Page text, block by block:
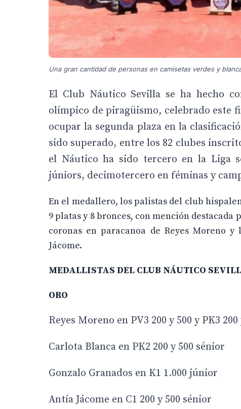
Una gran cantidad de personas en camisetas verdes y
El Club Náutico Sevilla se ha hecho
olímpico de piragüismo, celebrado este
ocupar la segunda plaza en la
sido superado, entre los 82 clubes
el Náutico ha sido tercero en la Liga
júniors, decimotercero en féminas y
En el medallero, los palistas del club
9 platas y 8 bronces, con mención
coronas en paracanoa de Reyes Moreno
Jácome.
MEDALLISTAS DEL CLUB NÁUTICO
ORO
Reyes Moreno en PV3 200 y 500 y PK3
Carlota Blanca en PK2 200 y 500 sénior
Gonzalo Granados en K1 1.000 júnior
Antía Jácome en C1 200 y 500 sénior